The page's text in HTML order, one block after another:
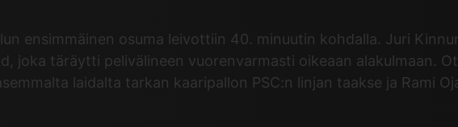
ensimmäinen osuma leivottiin 40. minuutin kohdalla. Juri
joka täräytti pelivälineen vuorenvarmasti oikeaan alakulmaan.
laidalta tarkan kaaripallon PSC:n linjan taakse ja Rami